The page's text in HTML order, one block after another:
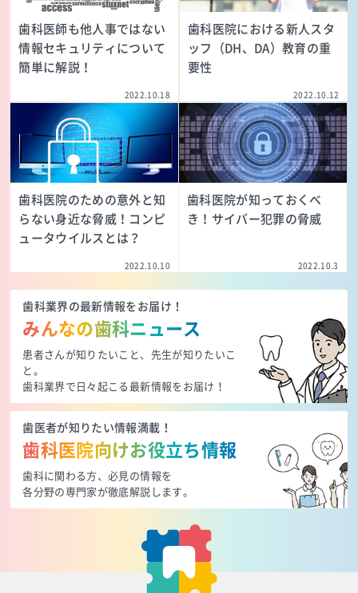
歯科医師も他人事ではない
情報セキュリティについて
簡単に解説！
2022.10.18
歯科医院における新人スタ
ッフ（DH、DA）教育の重
要性
2022.10.12
歯科医院のための意外と知
らない身近な脅威！コンピ
ュータウイルスとは？
2022.10.10
歯科医院が知っておくべ
き！サイバー犯罪の脅威
2022.10.3
歯科業界の最新情報をお届け！
みんなの歯科ニュース
患者さんが知りたいこと、先生が知りたいこ
と。
歯科業界で日々起こる最新情報をお届け！
歯医者が知りたい情報満載！
歯科医院向けお役立ち情報
歯科に関わる方、必見の情報を
各分野の専門家が徹底解説します。